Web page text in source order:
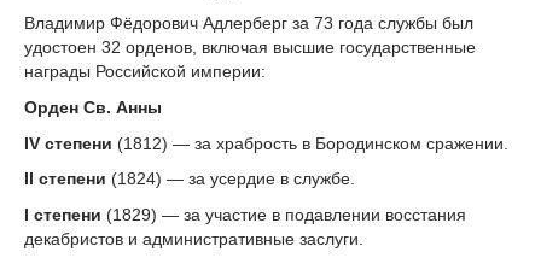
Владимир Фёдорович Адлерберг за 73 года службы был
удостоен 32 орденов, включая высшие государственные
награды Российской империи:
Орден Св. Анны
IV степени (1812) — за храбрость в Бородинском сражении.
II степени (1824) — за усердие в службе.
I степени (1829) — за участие в подавлении восстания
декабристов и административные заслуги.